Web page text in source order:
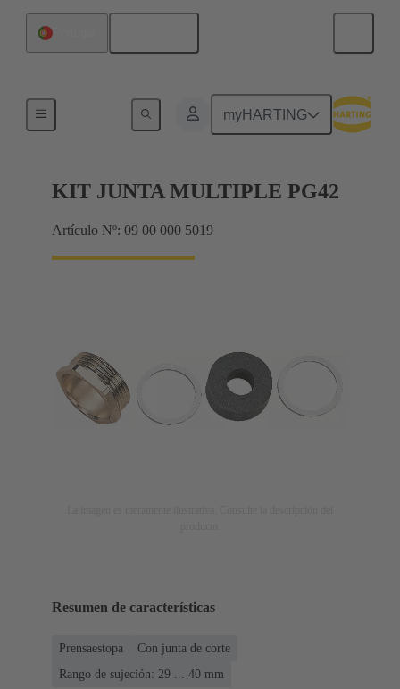
myHARTING
KIT JUNTA MULTIPLE PG42
Artículo Nº: 09 00 000 5019
Resumen de características
Prensaestopa
Con junta de corte
Rango de sujeción: 29 ... 40 mm